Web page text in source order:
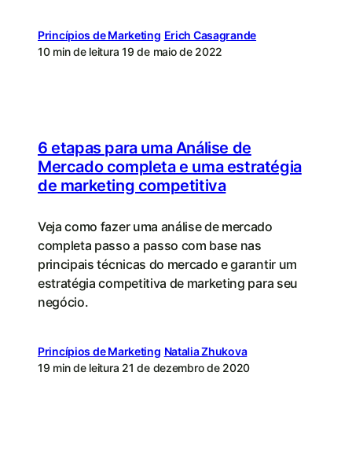
Princípios de Marketing Erich Casagrande
10 min de leitura 19 de maio de 2022
6 etapas para uma Análise de
Mercado completa e uma estratégia
de marketing competitiva
Veja como fazer uma análise de mercado
completa passo a passo com base nas
principais técnicas do mercado e garantir um
estratégia competitiva de marketing para seu
negócio.
Princípios de Marketing Natalia Zhukova
19 min de leitura 21 de dezembro de 2020